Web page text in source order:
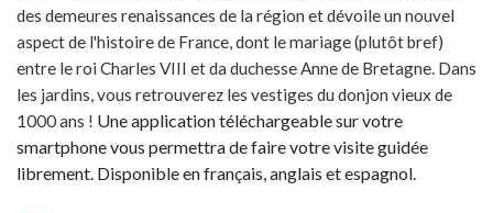
des demeures renaissances de la région et dévoile un nouvel
aspect de l'histoire de France, dont le mariage (plutôt bref)
entre le roi Charles VIII et da duchesse Anne de Bretagne. Dans
les jardins, vous retrouverez les vestiges du donjon vieux de
1000 ans ! Une application téléchargeable sur votre
smartphone vous permettra de faire votre visite guidée
librement. Disponible en français, anglais et espagnol.